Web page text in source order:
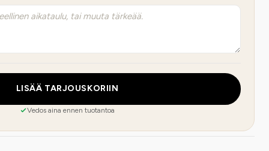
LISÄÄ TARJOUSKORIIN
Vedos aina ennen tuotantoa